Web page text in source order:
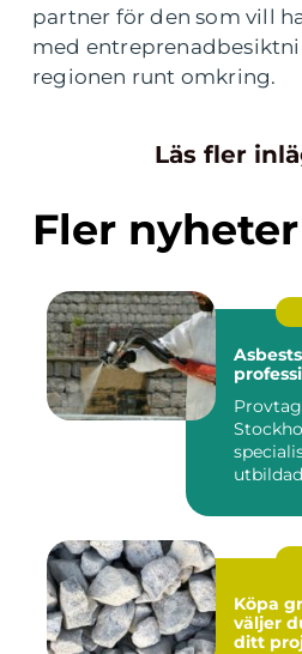
partner för den som vill
med
regionen runt omkring.
Läs fler
Fler nyheter
Köpa
väljer
ditt